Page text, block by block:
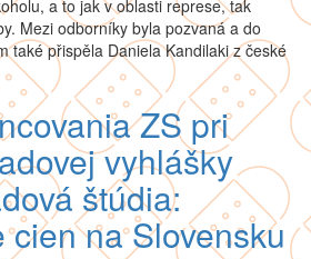
a to jak v oblasti represe, tak
Mezi odborníky byla pozvaná a do
také přispěla Daniela Kandilaki z české
ZS pri
vyhlášky
štúdia:
na Slovensku